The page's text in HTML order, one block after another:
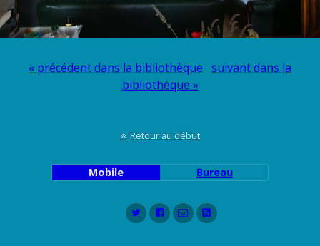
« précédent dans la bibliothèque suivant dans la
bibliothèque »
Retour au début
Mobile Bureau